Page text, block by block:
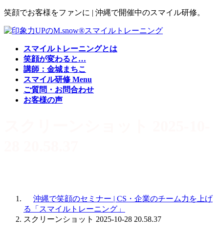
コ
テ
ナ
ゲ
笑顔でお客様をファンに | 沖縄で開催中のスマイル研修。
スマイルトレーニングとは
笑顔が変わると…
講師：金城まちこ
スマイル研修 Menu
ご質問・お問合わせ
お客様の声
沖縄で笑顔のセミナー | CS・企業のチーム力を上げ
る「スマイルトレーニング」
スクリーンショット 2025-10-28 20.58.37